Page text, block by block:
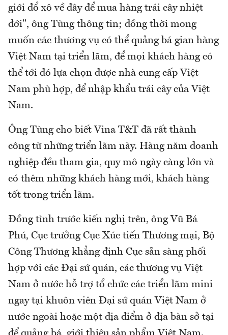
giới đổ xô về đây để mua hàng trái cây nhiệt
đới", ông Tùng thông tin; đồng thời mong
muốn các thương vụ có thể quảng bá gian hàng
Việt Nam tại triển lãm, để mọi khách hàng có
thể tới đó lựa chọn được nhà cung cấp Việt
Nam phù hợp, để nhập khẩu trái cây của Việt
Nam.
Ông Tùng cho biết Vina T&T đã rất thành
công từ những triển lãm này. Hàng năm doanh
nghiệp đều tham gia, quy mô ngày càng lớn và
có thêm những khách hàng mới, khách hàng
tốt trong triển lãm.
Đồng tình trước kiến nghị trên, ông Vũ Bá
Phú, Cục trưởng Cục Xúc tiến Thương mại, Bộ
Công Thương khẳng định Cục sẵn sàng phối
hợp với các Đại sứ quán, các thương vụ Việt
Nam ở nước hỗ trợ tổ chức các triển lãm mini
ngay tại khuôn viên Đại sứ quán Việt Nam ở
nước ngoài hoặc một địa điểm ở địa bàn sở tại